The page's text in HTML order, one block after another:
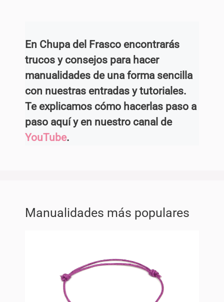
En Chupa del Frasco encontrarás
trucos y consejos para hacer
manualidades de una forma sencilla
con nuestras entradas y tutoriales.
Te explicamos cómo hacerlas paso a
paso aquí y en nuestro canal de
YouTube.
Manualidades más populares